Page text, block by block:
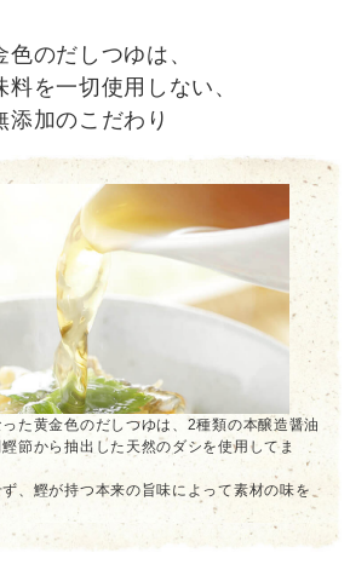
色のだしつゆは、
料を一切使用しない、
添加のこだわり
た黄金色のだしつゆは、2種類の本醸造醤油
節から抽出した天然のダシを使用してま
、鰹が持つ本来の旨味によって素材の味を